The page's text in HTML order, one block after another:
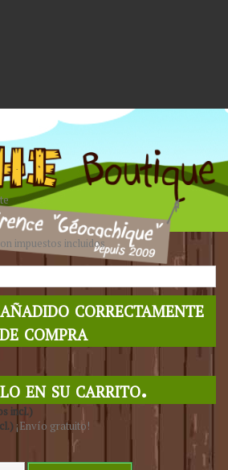
impuestos incluidos
correctamente
compra
en su carrito.
incl.)
¡Envío gratuito!